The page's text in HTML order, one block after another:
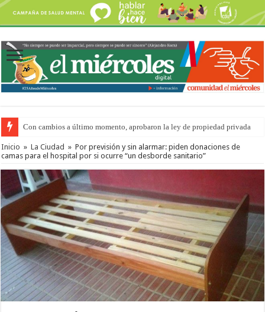
Con cambios a último momento, aprobaron la ley de propiedad privada
Inicio » La Ciudad » Por previsión y sin alarmar: piden donaciones de
camas para el hospital por si ocurre “un desborde sanitario”